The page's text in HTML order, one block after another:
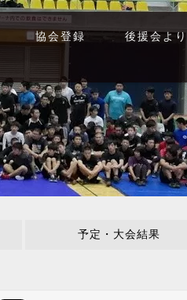
協会登録 後援会より
予定・大会結果